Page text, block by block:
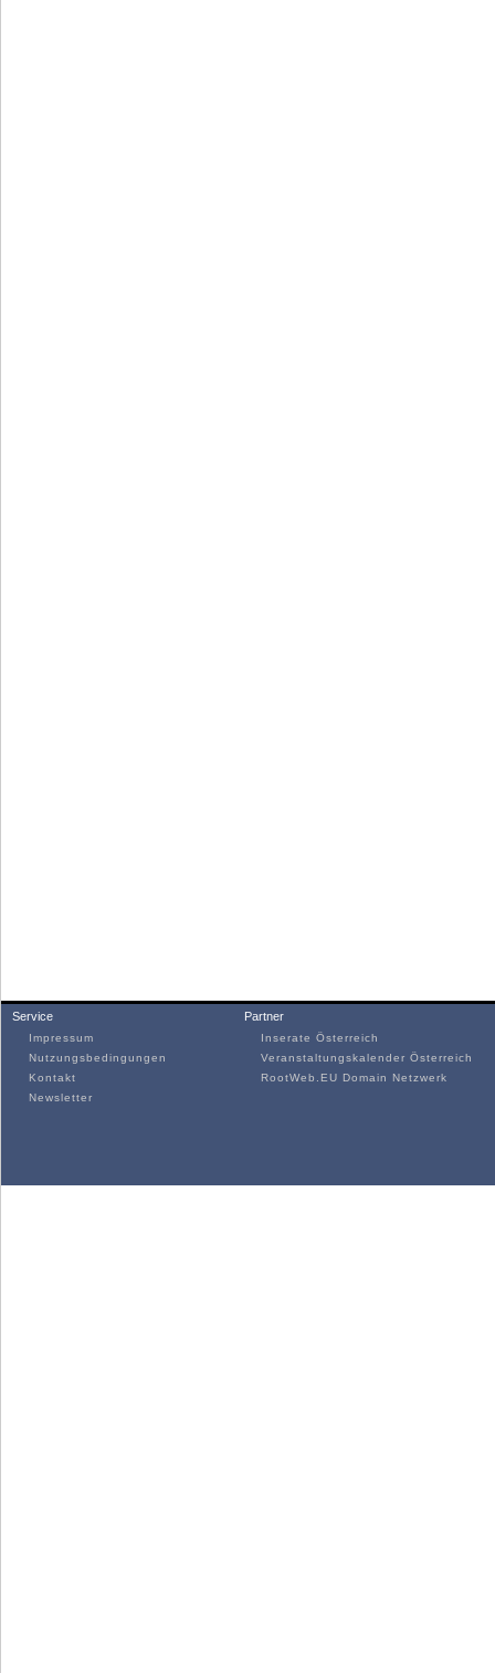
Service
Impressum
Nutzungsbedingungen
Kontakt
Newsletter
Partner
Inserate Österreich
Veranstaltungskalender Österreich
RootWeb.EU Domain Netzwerk